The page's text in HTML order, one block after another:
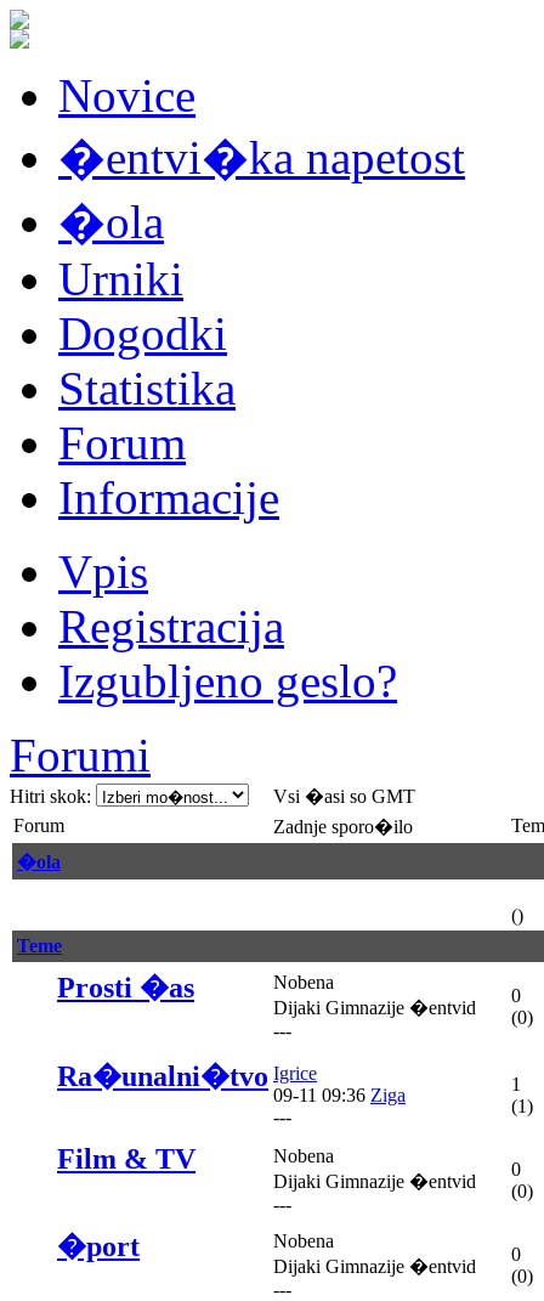
Novice
�entvi�ka napetost
�ola
Urniki
Dogodki
Statistika
Forum
Informacije
Vpis
Registracija
Izgubljeno geslo?
Forumi
Hitri skok:
Vsi �asi so GMT
Forum
Zadnje sporo�ilo
�ola
()
Teme
Prosti �as
Nobena
Dijaki Gimnazije �entvid
---
0
(0)
Ra�unalni�tvo Igrice
09-11 09:36 Ziga
---
1
(1)
Film & TV
Nobena
Dijaki Gimnazije �entvid
---
0
(0)
�port
Nobena
Dijaki Gimnazije �entvid
---
0
(0)